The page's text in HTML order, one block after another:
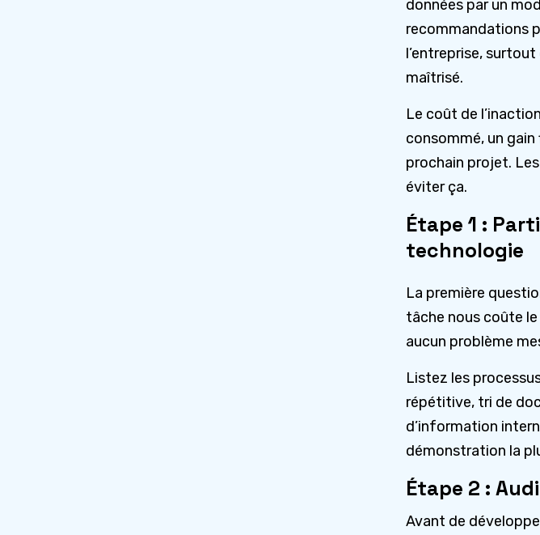
données par un
recommandations
l’entreprise,
maîtrisé.
Le coût de
consommé, un
prochain projet.
éviter ça.
Étape 1 :
technologie
La première
tâche nous coûte le
aucun problème
Listez les
répétitive, tri de
d’information
démonstration la
Étape 2 :
Avant de